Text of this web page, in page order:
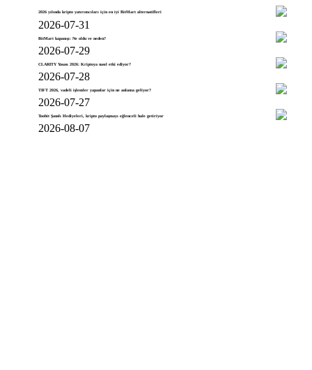
2026 yılında kripto yatırımcıları için en iyi BitMart alternatifleri
2026-07-31
BitMart kapanışı: Ne oldu ve neden?
2026-07-29
CLARITY Yasası 2026: Kriptoya nasıl etki ediyor?
2026-07-28
TIFT 2026, vadeli işlemler yapanlar için ne anlama geliyor?
2026-07-27
Toobit Şanslı Hediyeleri, kripto paylaşmayı eğlenceli hale getiriyor
2026-08-07